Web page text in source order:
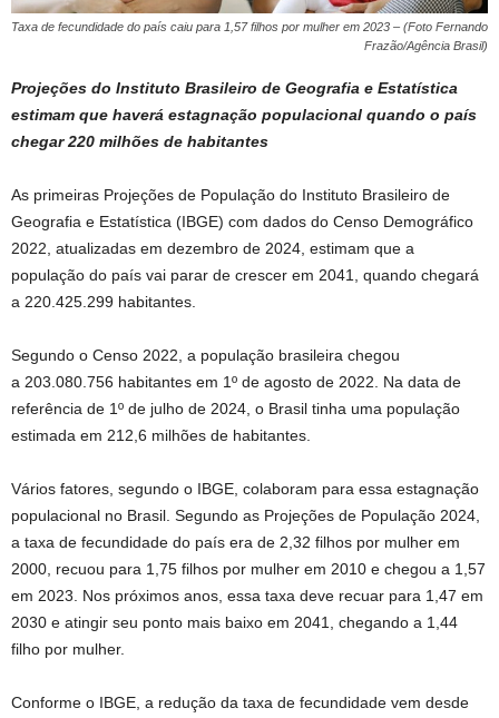
Taxa de fecundidade do país caiu para 1,57 filhos por mulher em 2023 – (Foto Fernando
Frazão/Agência Brasil)
Projeções do Instituto Brasileiro de Geografia e Estatística
estimam que haverá estagnação populacional quando o país
chegar 220 milhões de habitantes
As primeiras Projeções de População do Instituto Brasileiro de
Geografia e Estatística (IBGE) com dados do Censo Demográfico
2022, atualizadas em dezembro de 2024, estimam que a
população do país vai parar de crescer em 2041, quando chegará
a 220.425.299 habitantes.
Segundo o Censo 2022, a população brasileira chegou
a 203.080.756 habitantes em 1º de agosto de 2022. Na data de
referência de 1º de julho de 2024, o Brasil tinha uma população
estimada em 212,6 milhões de habitantes.
Vários fatores, segundo o IBGE, colaboram para essa estagnação
populacional no Brasil. Segundo as Projeções de População 2024,
a taxa de fecundidade do país era de 2,32 filhos por mulher em
2000, recuou para 1,75 filhos por mulher em 2010 e chegou a 1,57
em 2023. Nos próximos anos, essa taxa deve recuar para 1,47 em
2030 e atingir seu ponto mais baixo em 2041, chegando a 1,44
filho por mulher.
Conforme o IBGE, a redução da taxa de fecundidade vem desde